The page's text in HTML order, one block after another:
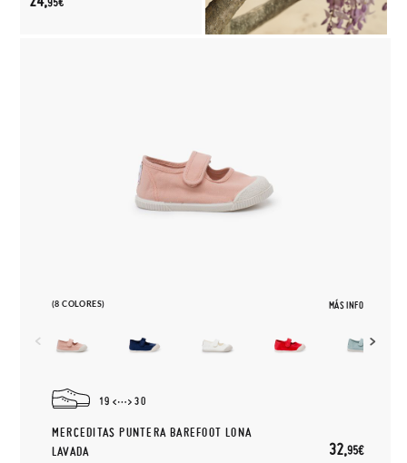
(8 COLORES) MÁS INFO
19 30
MERCEDITAS PUNTERA BAREFOOT LONA
LAVADA
32,95€